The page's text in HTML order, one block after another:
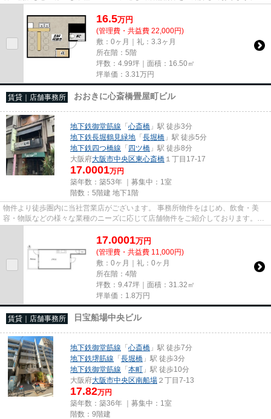
尚、弊社ではおとり広告は一切...
16.5万円
(管理費・共益費 22,000円)
敷：0ヶ月｜礼：3.3ヶ月
所在階：5階
坪数：4.99坪｜面積：16.50㎡
坪単価： 3.31 万円
賃貸｜店舗事務所 おおきに心斎橋畳屋町ビル
地下鉄御堂筋線 「心斎橋 」駅 徒歩3分
地下鉄長堀鶴見緑地 「長堀橋 」駅 徒歩5分
地下鉄四つ橋線 「四ツ橋 」駅 徒歩8分
大阪府大阪市中央区東心斎橋 １丁目17-17
17.0001万円
築年数：築53年 ｜募集中： 1室
階数：5階建 地下1階
物件より徒歩圏内に当社営業店がございます。 事務所物件をはじめ、飲食・美
容・物販などの様々な業種のニーズに応じて店舗物件をご紹介しております。
尚、弊社ではおとり広告は一切...
17.0001万円
(管理費・共益費 11,000円)
敷：0ヶ月｜礼：0ヶ月
所在階：4階
坪数：9.47坪｜面積：31.32㎡
坪単価： 1.8万円
賃貸｜店舗事務所 日宝船場中央ビル
地下鉄御堂筋線 「心斎橋 」駅 徒歩7分
地下鉄堺筋線 「長堀橋 」駅 徒歩3分
地下鉄御堂筋線 「本町 」駅 徒歩10分
大阪府大阪市中央区南船場 ２丁目7-13
17.82万円
築年数：築36年 ｜募集中： 1室
階数：9階建